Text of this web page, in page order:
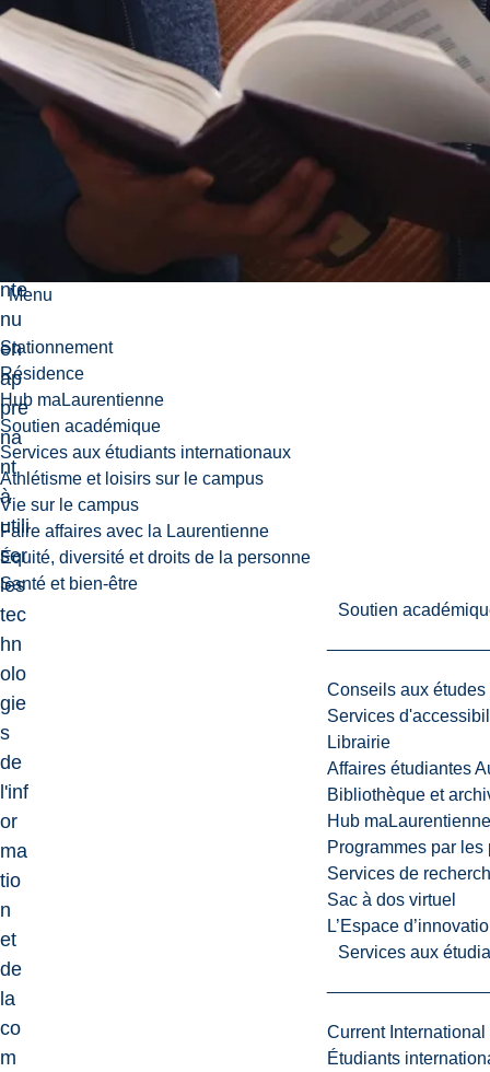
Menu
Stationnement
Résidence
Hub maLaurentienne
Soutien académique
Services aux étudiants internationaux
Athlétisme et loisirs sur le campus
Vie sur le campus
Faire affaires avec la Laurentienne
Équité, diversité et droits de la personne
Santé et bien-être
Soutien
Conseils aux études
Services
Librairie
Affaires étudiantes
Bibliothèque et
Hub maLaurentienne
Programmes par les
Services de
Sac à dos virtuel
L’Espace
Services aux
Current International
Étudiants
nt
la
qu
nte
nu
en
ap
pre
na
nt
à
utili
ser
les
tec
hn
olo
gie
s
de
l'inf
or
ma
tio
n
et
de
la
co
m